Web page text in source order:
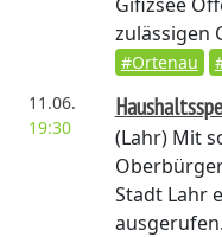
zulässigen
#Ortenau
11.06.
19:30
(Lahr)Mit
Stadt Lahr